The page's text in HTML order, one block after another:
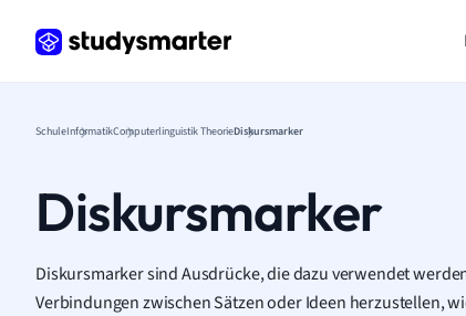
SchuleInformatikComputerlinguistik TheorieDiskursmarker
Diskursmarker
Diskursmarker sind Ausdrücke, die dazu verwendet
Verbindungen zwischen Sätzen oder Ideen herzustellen,